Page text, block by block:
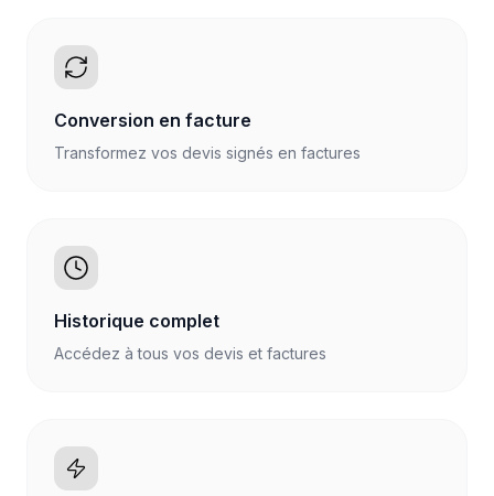
Conversion en facture
Transformez vos devis signés en factures
Historique complet
Accédez à tous vos devis et factures